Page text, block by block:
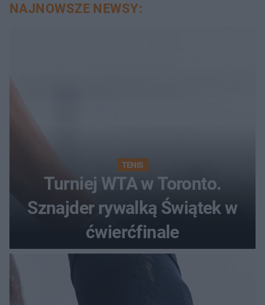
NAJNOWSZE NEWSY:
TENIS
Turniej WTA w Toronto.
Sznajder rywalką Świątek w
ćwierćfinale